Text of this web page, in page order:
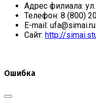
Адрес филиала:
Телефон: 8 (800)
E-mail: ufa@simai.ru
Сайт: http://
Ошибка